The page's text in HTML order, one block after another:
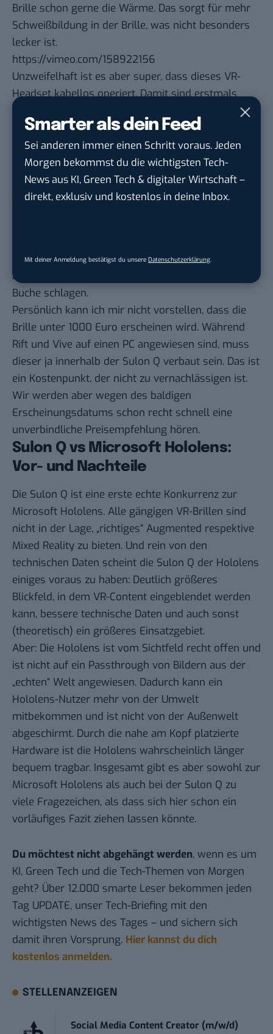
Smarter als dein Feed
Sei anderen immer einen Schritt voraus. Jeden
Morgen bekommst du die wichtigsten Tech-
News aus KI, Green Tech & digitaler Wirtschaft –
direkt, exklusiv und kostenlos in deine Inbox.
Mit deiner Anmeldung bestätigst du unsere Datenschutzerklärung.
Brille schon gerne die Wärme. Das sorgt für mehr
Schweißbildung in der Brille, was nicht besonders
lecker ist.
https://vimeo.com/158922156
Unzweifelhaft ist es aber super, dass dieses VR-
Headset kabellos operiert. Damit sind erstmals
Immerhin ist bei der HTC Vive auch nach rund fünf
Metern Kabel Schluss mit Lustig, die Oculus Rift
kommt von Haus aus mit nur vier Metern.
Was wird die Sulon Q kosten?
neuesten Stand, und da ein kleiner Computer schon
mehr oder weniger integriert ist, wird auch das zu
Buche schlagen.
Persönlich kann ich mir nicht vorstellen, dass die
Brille unter 1000 Euro erscheinen wird. Während
Rift und Vive auf einen PC angewiesen sind, muss
dieser ja innerhalb der Sulon Q verbaut sein. Das ist
ein Kostenpunkt, der nicht zu vernachlässigen ist.
Wir werden aber wegen des baldigen
Erscheinungsdatums schon recht schnell eine
unverbindliche Preisempfehlung hören.
Sulon Q vs Microsoft Hololens:
Vor- und Nachteile
Die Sulon Q ist eine erste echte Konkurrenz zur
Microsoft Hololens. Alle gängigen VR-Brillen sind
nicht in der Lage, „richtiges“ Augmented respektive
Mixed Reality zu bieten. Und rein von den
technischen Daten scheint die Sulon Q der Hololens
einiges voraus zu haben: Deutlich größeres
Blickfeld, in dem VR-Content eingeblendet werden
kann, bessere technische Daten und auch sonst
(theoretisch) ein größeres Einsatzgebiet.
Aber: Die Hololens ist vom Sichtfeld recht offen und
ist nicht auf ein Passthrough von Bildern aus der
„echten“ Welt angewiesen. Dadurch kann ein
Hololens-Nutzer mehr von der Umwelt
mitbekommen und ist nicht von der Außenwelt
abgeschirmt. Durch die nahe am Kopf platzierte
Hardware ist die Hololens wahrscheinlich länger
bequem tragbar. Insgesamt gibt es aber sowohl zur
Microsoft Hololens als auch bei der Sulon Q zu
viele Fragezeichen, als dass sich hier schon ein
vorläufiges Fazit ziehen lassen könnte.
Du möchtest nicht abgehängt werden, wenn es um
KI, Green Tech und die Tech-Themen von Morgen
geht? Über 12.000 smarte Leser bekommen jeden
Tag UPDATE, unser Tech-Briefing mit den
wichtigsten News des Tages – und sichern sich
damit ihren Vorsprung. Hier kannst du dich
kostenlos anmelden.
STELLENANZEIGEN
Social Media Content Creator (m/w/d)